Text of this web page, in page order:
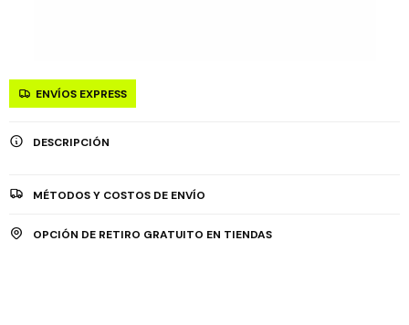
ENVÍOS EXPRESS
DESCRIPCIÓN
MÉTODOS Y COSTOS DE ENVÍO
OPCIÓN DE RETIRO GRATUITO EN TIENDAS